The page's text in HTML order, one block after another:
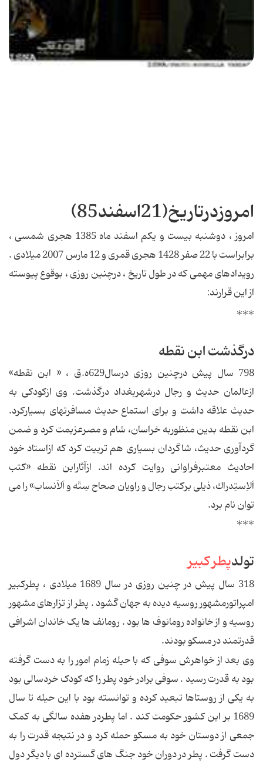
امروزدرتاریخ(21اسفند85)
امروز ، دوشنبه بیست و یکم اسفند ماه 1385 هجری شمسی ،
برابراست با 22 صفر 1428 هجری قمری و 12 مارس 2007 میلادی .
رویدادهای مهمی که در طول تاریخ ، درچنین روزی ، بوقوع پیوسته
از این قرارند:
***
درگذشت ابن نقطه
798 سال پیش درچنین روزی درسال629ه.ق ، « ابن نقطه»
ازعالمان حدیث و رجال درشهربغداد درگذشت. وی ازكودكی به
حدیث علاقه داشت و برای استماع حدیث مسافرتهای بسیاركرد.
ابن نقطه بدین منظوربه خراسان، شام و مصرعزیمت كرد و ضمن
گردآوری حدیث، شاگردان بسیاری هم تربیت كرد كه ازاستاد خود
احادیث معتبرفراوانی روایت كرده اند. ازآثارابن نقطه «كتب
اَلاِستِدراك، ذیلی بركتب رجال و راویان صحاح سِتّه و اَلاَنساب» را می
توان نام برد.
***
تولدپطر کبیر
318 سال پیش در چنین روزی در سال 1689 میلادی ، پطرکبیر
امپراتورمشهور روسیه دیده به جهان گشود . پطر از تزارهای مشهور
روسیه و از خانواده رومانوف ها بود . رومانف ها یک خاندان اشرافی
قدرتمند در مسکو بودند.
وی بعد از خواهرش سوفی که با حیله زمام امور را به دست گرفته
بود به قدرت رسید . سوفی برادر خود پطر را که کودک خردسالی بود
به یکی از روستاها تبعید کرده و توانسته بود با این حیله تا سال
1689 بر این کشور حکومت کند . اما پطردر هفده سالگی به کمک
جمعی از دوستان خود به مسکو حمله کرد و در نتیجه قدرت را به
دست گرفت . پطر در دوران خود جنگ های گسترده ای با دیگر دول